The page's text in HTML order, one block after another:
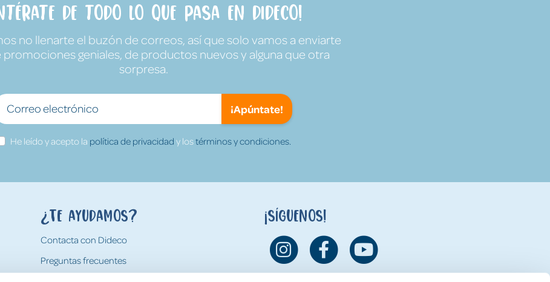
de todo lo que pasa en Dideco!
no llenarte el buzón de correos, así que solo vamos a enviarte
promociones geniales, de productos nuevos y alguna que otra
sorpresa.
¡Apúntate!
He leído y acepto la política de privacidad y lostérminos y condiciones.
¿Te ayudamos?
Contacta con Dideco
Preguntas frecuentes
¡Síguenos!